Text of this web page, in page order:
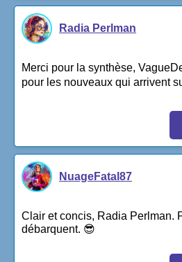
Radia Perlman
Merci pour la synthèse,
pour les nouveaux qui arrivent
NuageFatal87
Clair et concis, Radia Perlman.
débarquent. 😎